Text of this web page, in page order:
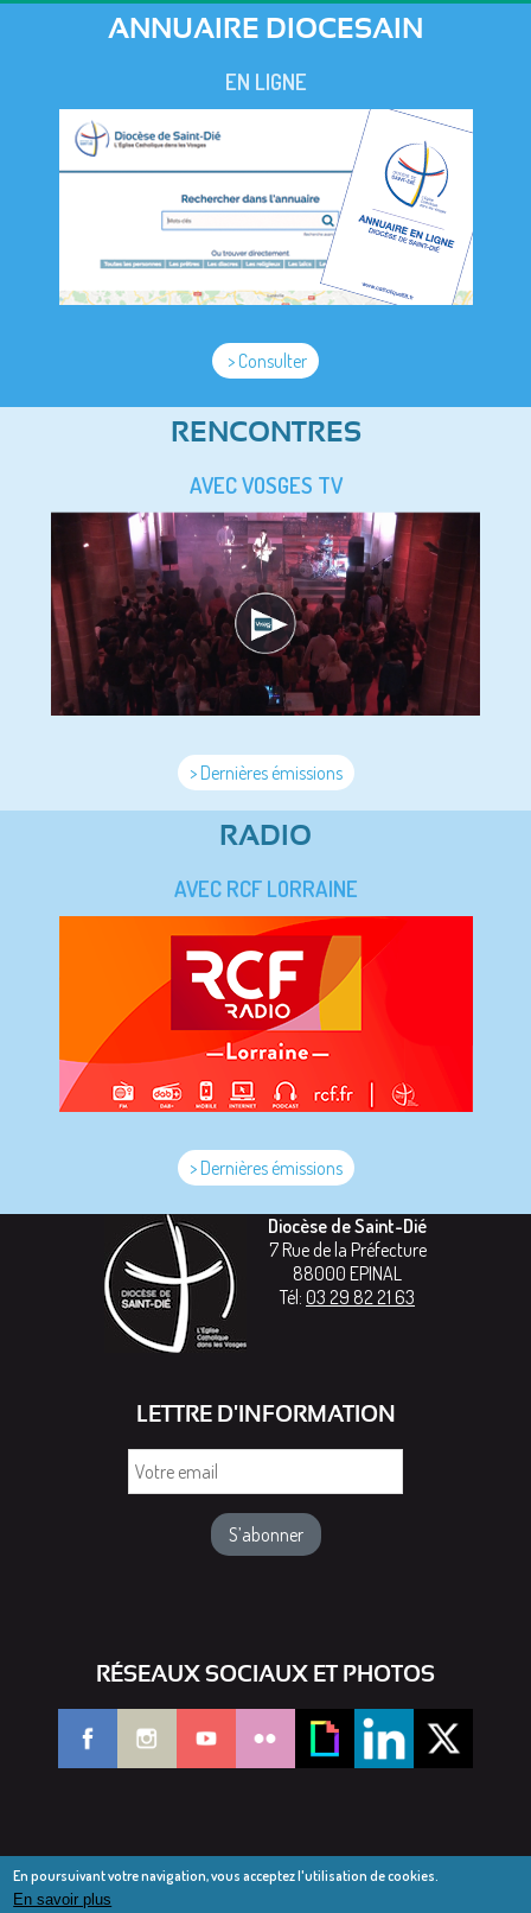
ANNUAIRE DIOCESAIN
EN LIGNE
> Consulter
RENCONTRES
AVEC VOSGES TV
> Dernières émissions
RADIO
AVEC RCF LORRAINE
> Dernières émissions
Diocèse de Saint-Dié
7 Rue de la Préfecture
88000 EPINAL
Tél: 03 29 82 21 63
LETTRE D'INFORMATION
RÉSEAUX SOCIAUX ET PHOTOS
En poursuivant votre navigation, vous acceptez l'utilisation de cookies.
En savoir plus